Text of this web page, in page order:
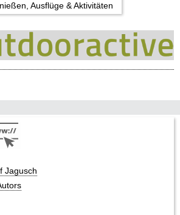
Ausflüge & Aktivitäten
Jagusch